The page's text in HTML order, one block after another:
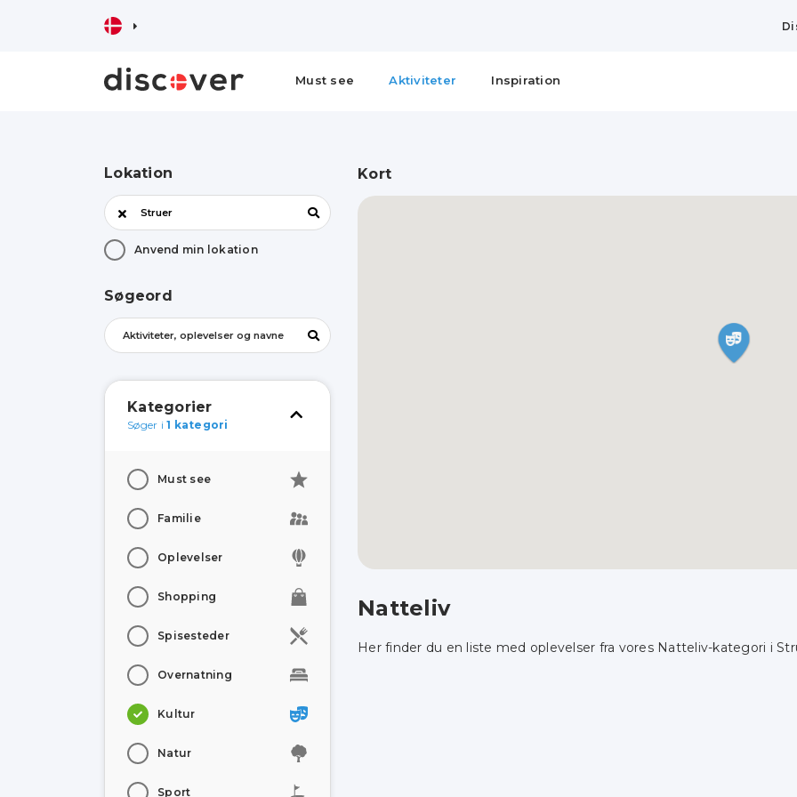
Must see Aktiviteter Inspiration
Lokation
Anvend min lokation
Søgeord
Kategorier
Søger i 1 kategori
Must see
Familie
Oplevelser
Shopping
Spisesteder
Overnatning
Kultur
Natur
Sport
Kort
Natteliv
Her finder du en liste med oplevelser fra vores Natteliv-kategori i